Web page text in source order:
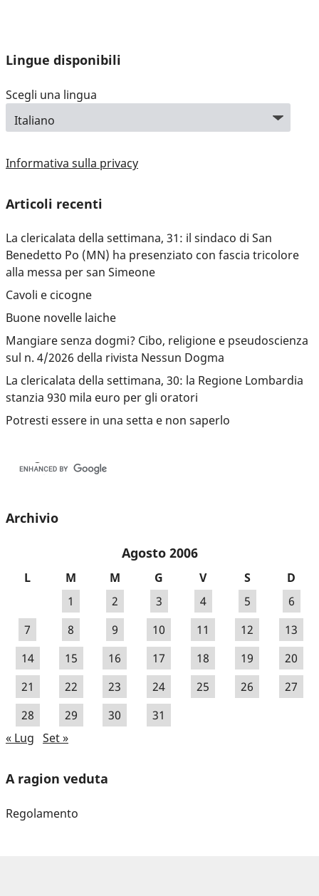
Lingue disponibili
Scegli una lingua
Informativa sulla privacy
Articoli recenti
La clericalata della settimana, 31: il sindaco di San
Benedetto Po (MN) ha presenziato con fascia tricolore
alla messa per san Simeone
Cavoli e cicogne
Buone novelle laiche
Mangiare senza dogmi? Cibo, religione e pseudoscienza
sul n. 4/2026 della rivista Nessun Dogma
La clericalata della settimana, 30: la Regione Lombardia
stanzia 930 mila euro per gli oratori
Potresti essere in una setta e non saperlo
Archivio
Agosto 2006
L M M G V S
D
1
2 3 4 5
6
7
8 9 10 11 12
13
14
15 16 17 18 19
20
21
22 23 24 25 26
27
28
29 30
31
« Lug Set »
A ragion veduta
Regolamento